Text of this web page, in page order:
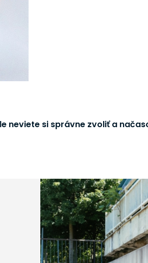
neviete si správne zvoliť a